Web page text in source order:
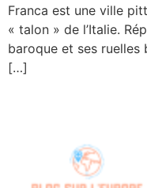
Franca est une ville
« talon » de l’Italie.
baroque et ses ruelles
[…]